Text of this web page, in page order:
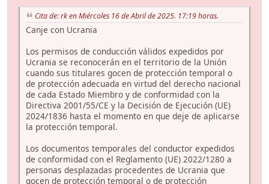
Cita de: rk en Miércoles 16 de Abril de 2025. 17:19 horas.
Canje con Ucrania
Los permisos de conducción válidos expedidos por
Ucrania se reconocerán en el territorio de la Unión
cuando sus titulares gocen de protección temporal o
de protección adecuada en virtud del derecho nacional
de cada Estado Miembro y de conformidad con la
Directiva 2001/55/CE y la Decisión de Ejecución (UE)
2024/1836 hasta el momento en que deje de aplicarse
la protección temporal.
Los documentos temporales del conductor expedidos
de conformidad con el Reglamento (UE) 2022/1280 a
personas desplazadas procedentes de Ucrania que
gocen de protección temporal o de protección